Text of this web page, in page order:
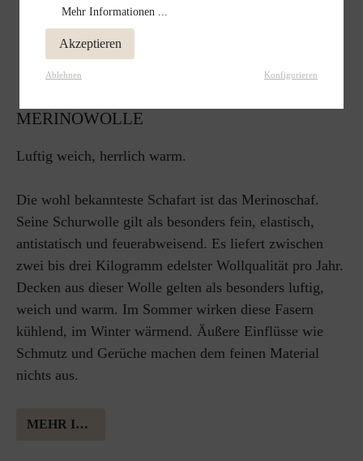
MERINOWOLLE
Luftig weich, herrlich warm.
Die wohl bekannteste Schafart ist das Merinoschaf.
Seine Schurwolle gilt als besonders fein, elastisch,
antistatisch und feuerabweisend. Es liefert zwischen
zwei bis drei Kilogramm edelster Wollqualität pro Jahr.
Decken aus dieser Wolle gelten als besonders luftig,
weich und warm. Im Sommer wirken diese Fasern
kühlend, im Winter wärmend. Äußere Einflüsse wie
Schmutz und Gerüche machen dem feinen Material
nichts aus.
MEHR INFORMATION ÜBER MERINOWOLLE
Mehr Informationen ...
Akzeptieren
Ablehnen Konfigurieren